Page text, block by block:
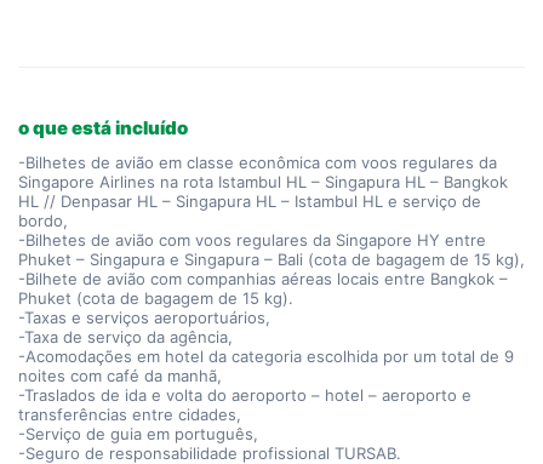
o que está incluído
-Bilhetes de avião em classe econômica com voos regulares da
Singapore Airlines na rota Istambul HL – Singapura HL – Bangkok
HL // Denpasar HL – Singapura HL – Istambul HL e serviço de
bordo,
-Bilhetes de avião com voos regulares da Singapore HY entre
Phuket – Singapura e Singapura – Bali (cota de bagagem de 15 kg),
-Bilhete de avião com companhias aéreas locais entre Bangkok –
Phuket (cota de bagagem de 15 kg).
-Taxas e serviços aeroportuários,
-Taxa de serviço da agência,
-Acomodações em hotel da categoria escolhida por um total de 9
noites com café da manhã,
-Traslados de ida e volta do aeroporto – hotel – aeroporto e
transferências entre cidades,
-Serviço de guia em português,
-Seguro de responsabilidade profissional TURSAB.